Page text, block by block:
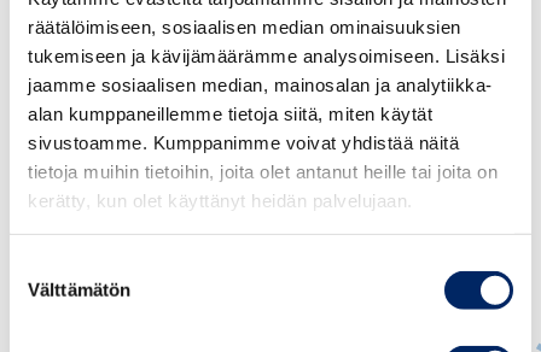
räätälöimiseen, sosiaalisen median ominaisuuksien
tukemiseen ja kävijämäärämme analysoimiseen. Lisäksi
jaamme sosiaalisen median, mainosalan ja analytiikka-
alan kumppaneillemme tietoja siitä, miten käytät
sivustoamme. Kumppanimme voivat yhdistää näitä
tietoja muihin tietoihin, joita olet antanut heille tai joita on
kerätty, kun olet käyttänyt heidän palvelujaan.
valinta
Välttämätön